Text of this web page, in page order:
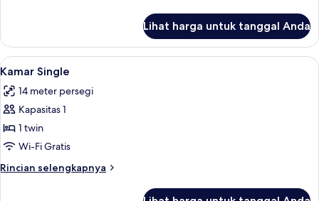
Kamar
Double
Deluks
Lihat harga untuk tanggal Anda
Lihat
semua
foto
untuk
Kamar
Single
Kamar Single | Seprai premium,
7
Kamar Single
14 meter persegi
Kapasitas 1
1 twin
Wi-Fi Gratis
Rincian selengkapnya
Rincian